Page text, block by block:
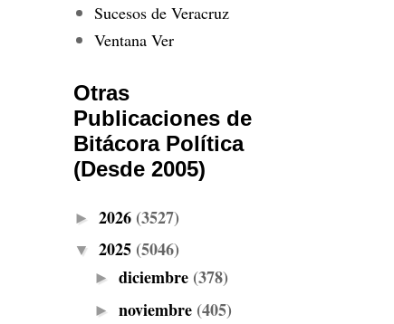
Sucesos de Veracruz
Ventana Ver
Otras
Publicaciones de
Bitácora Política
(Desde 2005)
► 2026 (3527)
▼ 2025 (5046)
► diciembre (378)
► noviembre (405)